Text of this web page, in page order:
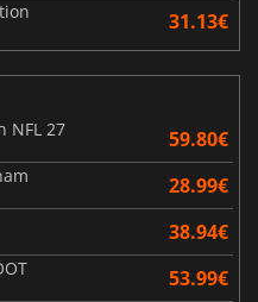
31.13€
NFL 27
59.80€
28.99€
38.94€
53.99€